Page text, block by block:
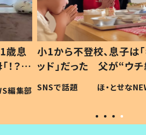
歳息
？」
編集部
小1から不登校、息子は
ッド」だった 父が“ウ
作り続ける理由とは #
#令和の子
SNSで話題 ほ・とせな